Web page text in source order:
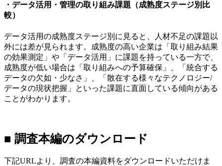
・データ活用・管理の取り組み課題（成熟度ステージ別比
較）
データ活用の成熟度ステージ別に見ると、人材不足の課題以
外には差が見られます。成熟度の高い企業は「取り組み結果
の効果測定」や「データ活用」に課題を持っている一方で、
成熟度が低い場合は「取り組みへの予算確保」、「統合する
データの欠如・少なさ」、「散在する様々なテクノロジー/
データの現状把握」といった課題に直面している傾向がある
ことがわかります。
■ 調査本編のダウンロード
下記URLより、調査の本編資料をダウンロードいただけま